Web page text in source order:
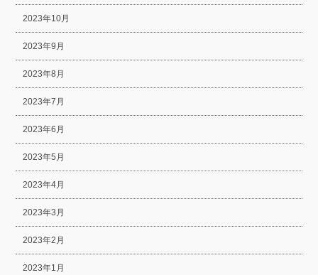
2023年10月
2023年9月
2023年8月
2023年7月
2023年6月
2023年5月
2023年4月
2023年3月
2023年2月
2023年1月